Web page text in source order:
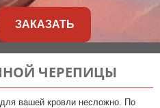
ЗАКАЗАТЬ
ЧЕРЕПИЦЫ
для вашей кровли несложно. По